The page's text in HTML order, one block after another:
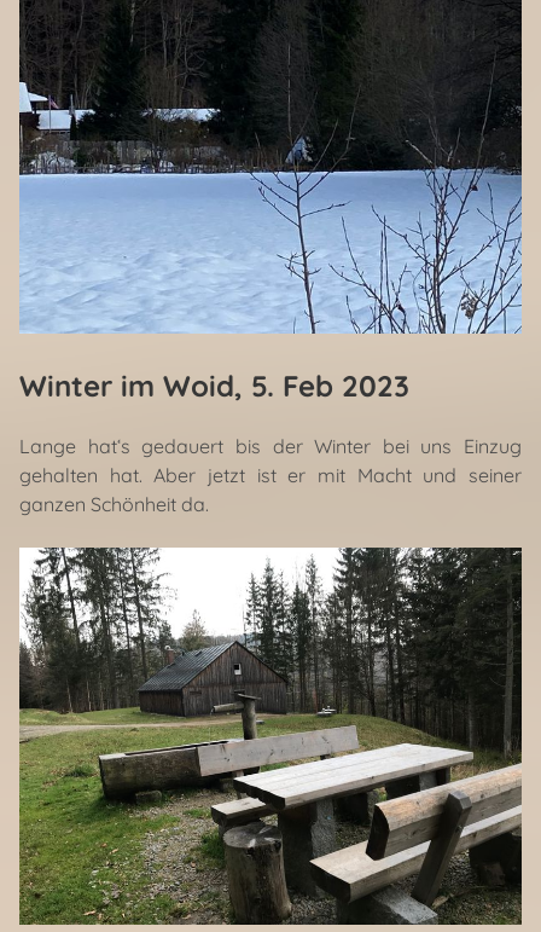
Winter im Woid, 5. Feb 2023
Lange hat‘s gedauert bis der Winter bei uns Einzug
gehalten hat. Aber jetzt ist er mit Macht und seiner
ganzen Schönheit da.